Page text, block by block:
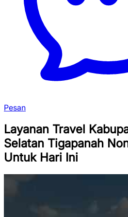
Pesan
Layanan Travel
Selatan Tigapanah
Untuk Hari Ini